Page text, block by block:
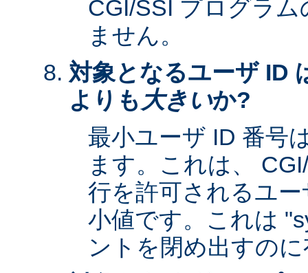
CGI/SSI プログラ
ません。
対象となるユーザ ID
よりも 大きいか?
最小ユーザ ID 番号
ます。これは、
行を許可されるユ
小値です。これは
ントを閉め出すの